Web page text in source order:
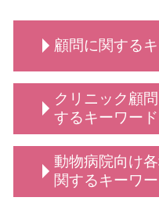
顧問に関する
顧問弁護士 メ
弁護士 顧問契約
顧問弁護士 法人
顧問 法人契約
弁護士 顧問
顧問 契約
クリニック顧
するキーワード
不当解雇 とは
従業員 解雇
動物病院向け
関するキーワ